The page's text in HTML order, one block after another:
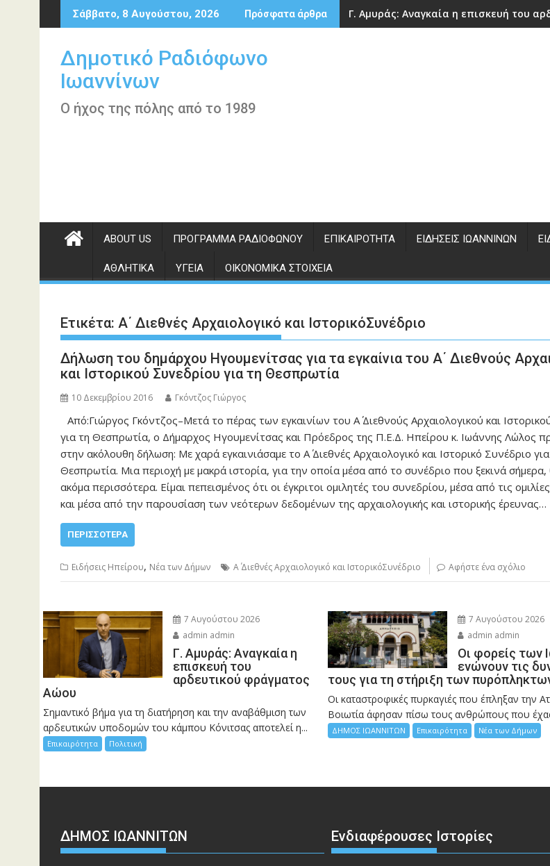
Περάστε
στο
Σάββατο, 8 Αυγούστου, 2026 Πρόσφατα άρθρα Γ. Αμυράς: Αναγκαία η επισκευή του
Δημοτικό Ραδιόφωνο
Ιωαννίνων
Ο ήχος της πόλης από το 1989
ABOUT US ΠΡΌΓΡΑΜΜΑ ΡΑΔΙΟΦΏΝΟΥ ΕΠΙΚΑΙΡΌΤΗΤΑ ΕΙΔΉΣΕΙΣ ΙΩΑΝΝΊΝΩΝ
ΑΘΛΗΤΙΚΆ ΥΓΕΊΑ ΟΙΚΟΝΟΜΙΚΆ ΣΤΟΙΧΕΊΑ
Ετικέτα: Α΄ Διεθνές Αρχαιολογικό και ΙστορικόΣυνέδριο
Δήλωση του δημάρχου Ηγουμενίτσας για τα εγκαίνια του Α΄ Διεθνούς
και Ιστορικού Συνεδρίου για τη Θεσπρωτία
10 Δεκεμβρίου 2016 Γκόντζος Γιώργος
Από:Γιώργος Γκόντζος–Μετά το πέρας των εγκαινίων του Α΄ Διεθνούς Αρχαιολογικού και
για τη Θεσπρωτία, ο Δήμαρχος Ηγουμενίτσας και Πρόεδρος της Π.Ε.Δ. Ηπείρου κ. Ιωάννης Λώλος
στην ακόλουθη δήλωση: Με χαρά εγκαινιάσαμε το Α΄ Διεθνές Αρχαιολογικό και Ιστορικό Συνέδριο
Θεσπρωτία. Μια περιοχή με μακρά ιστορία, για την οποία μέσα από το συνέδριο που ξεκινά
ακόμα περισσότερα. Είμαι πεπεισμένος ότι οι έγκριτοι ομιλητές του συνεδρίου, μέσα από τις
και μέσα από την παρουσίαση των νεότερων δεδομένων της αρχαιολογικής και ιστορικής έρευνας…
ΠΕΡΙΣΣΌΤΕΡΑ
Ειδήσεις Ηπείρου, Νέα των Δήμων Α΄ Διεθνές Αρχαιολογικό και ΙστορικόΣυνέδριο Αφήστε ένα σχόλιο
7 Αυγούστου 2026
admin admin
Γ. Αμυράς: Αναγκαία η
επισκευή του
αρδευτικού φράγματος
Αώου
Σημαντικό βήμα για τη διατήρηση και την αναβάθμιση των
αρδευτικών υποδομών του κάμπου Κόνιτσας αποτελεί η...
Επικαιρότητα Πολιτική
7 Αυγούστου 2026
admin admin
Οι φορείς των
ενώνουν τις
τους για τη στήριξη των
Οι καταστροφικές πυρκαγιές που έπληξαν την
Bοιωτία άφησαν πίσω τους ανθρώπους που
ΔΗΜΟΣ ΙΩΑΝΝΙΤΩΝ Επικαιρότητα Νέα των Δήμων
ΔΗΜΟΣ ΙΩΑΝΝΙΤΩΝ Ενδιαφέρουσες Ιστορίες